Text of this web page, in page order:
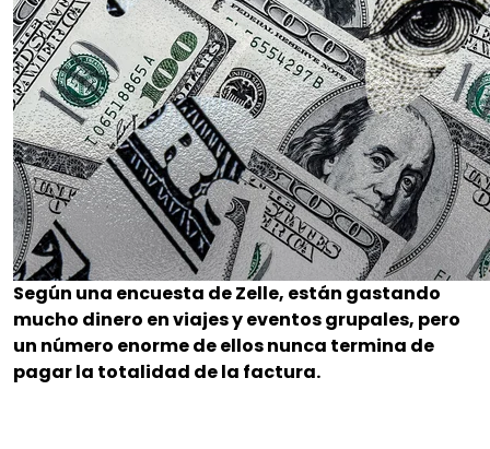
Según una encuesta de Zelle, están gastando
mucho dinero en viajes y eventos grupales, pero
un número enorme de ellos nunca termina de
pagar la totalidad de la factura.